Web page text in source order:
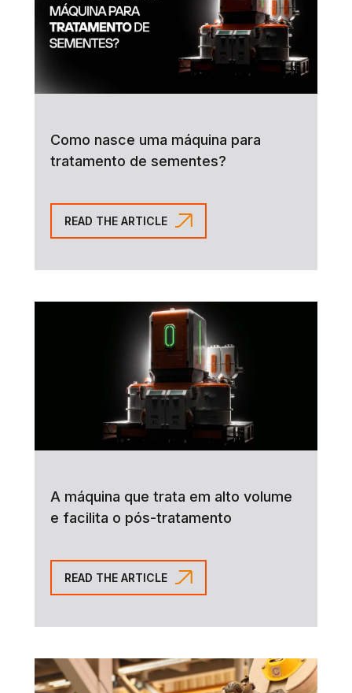
Como nasce uma máquina para
tratamento de sementes?
READ THE ARTICLE
A máquina que trata em alto volume
e facilita o pós-tratamento
READ THE ARTICLE